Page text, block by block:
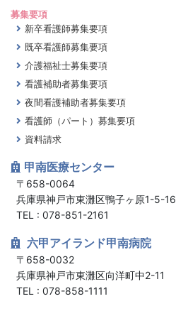
募集要項
新卒看護師募集要項
既卒看護師募集要項
介護福祉士募集要項
看護補助者募集要項
夜間看護補助者募集要項
看護師（パート）募集要項
資料請求
甲南医療センター
〒658-0064
兵庫県神戸市東灘区鴨子ヶ原1-5-16
TEL : 078-851-2161
六甲アイランド甲南病院
〒658-0032
兵庫県神戸市東灘区向洋町中2-11
TEL : 078-858-1111